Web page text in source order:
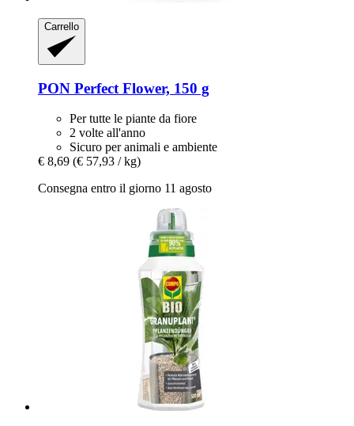
Carrello
PON Perfect Flower, 150 g
Per tutte le piante da fiore
2 volte all'anno
Sicuro per animali e ambiente
€ 8,69 (€ 57,93 / kg)
Consegna entro il giorno 11 agosto